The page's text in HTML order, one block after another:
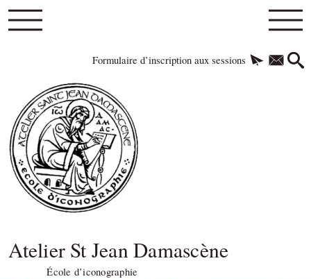
Formulaire d’inscription aux sessions
Atelier St Jean Damascène
École d’iconographie